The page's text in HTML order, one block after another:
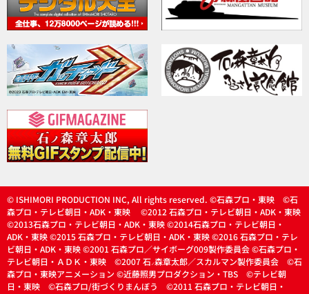
© ISHIMORI PRODUCTION INC, All rights reserved. ©石森プロ・東映 ©石
森プロ・テレビ朝日・ADK・東映 ©2012 石森プロ・テレビ朝日・ADK・東映
©2013石森プロ・テレビ朝日・ADK・東映 ©2014石森プロ・テレビ朝日・
ADK・東映 ©2015 石森プロ・テレビ朝日・ADK・東映 ©2016 石森プロ・テレ
ビ朝日・ADK・東映 ©2001 石森プロ／サイボーグ009製作委員会 ©石森プロ・
テレビ朝日・ＡＤＫ・東映 ©2007 石 ノ森章太郎／スカルマン製作委員会 ©石
森プロ・東映アニメーション ©近藤照男プロダクション・TBS ©テレビ朝
日・東映 ©石森プロ/街づくりまんぼう ©2011 石森プロ・テレビ朝日・